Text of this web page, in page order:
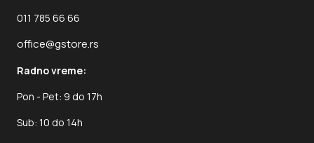
011 785 66 66
office@gstore.rs
Radno vreme:
Pon - Pet: 9 do 17h
Sub: 10 do 14h